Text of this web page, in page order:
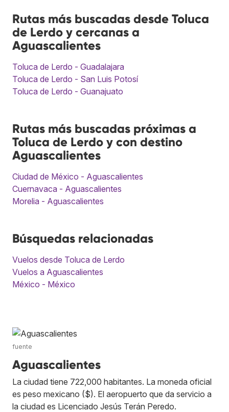
Rutas más buscadas desde Toluca
de Lerdo y cercanas a
Aguascalientes
Toluca de Lerdo - Guadalajara
Toluca de Lerdo - San Luis Potosí
Toluca de Lerdo - Guanajuato
Rutas más buscadas próximas a
Toluca de Lerdo y con destino
Aguascalientes
Ciudad de México - Aguascalientes
Cuernavaca - Aguascalientes
Morelia - Aguascalientes
Búsquedas relacionadas
Vuelos desde Toluca de Lerdo
Vuelos a Aguascalientes
México - México
fuente
Aguascalientes
La ciudad tiene 722,000 habitantes. La moneda oficial
es peso mexicano ($). El aeropuerto que da servicio a
la ciudad es Licenciado Jesús Terán Peredo.